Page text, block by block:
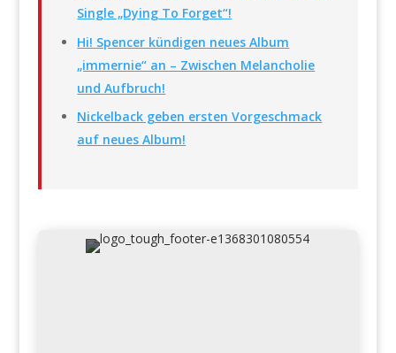
Single „Dying To Forget“!
Hi! Spencer kündigen neues Album
„immernie“ an – Zwischen Melancholie
und Aufbruch!
Nickelback geben ersten Vorgeschmack
auf neues Album!